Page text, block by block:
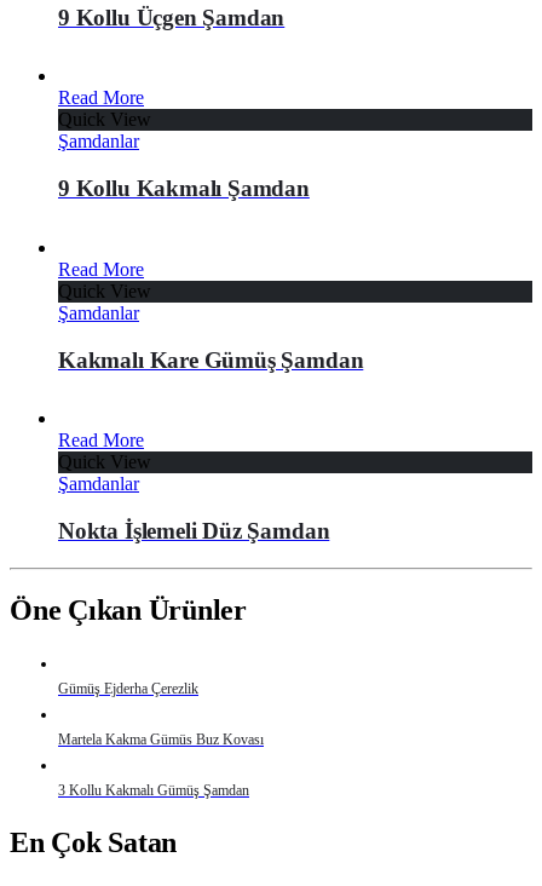
9 Kollu Üçgen Şamdan
Read More
Quick View
Şamdanlar
9 Kollu Kakmalı Şamdan
Read More
Quick View
Şamdanlar
Kakmalı Kare Gümüş Şamdan
Read More
Quick View
Şamdanlar
Nokta İşlemeli Düz Şamdan
Öne Çıkan Ürünler
Gümüş Ejderha Çerezlik
Martela Kakma Gümüs Buz Kovası
3 Kollu Kakmalı Gümüş Şamdan
En Çok Satan